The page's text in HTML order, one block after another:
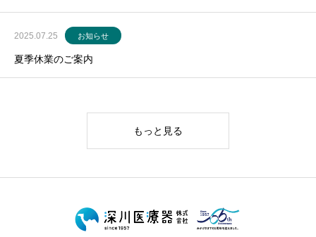
2025.07.25 お知らせ
夏季休業のご案内
もっと見る